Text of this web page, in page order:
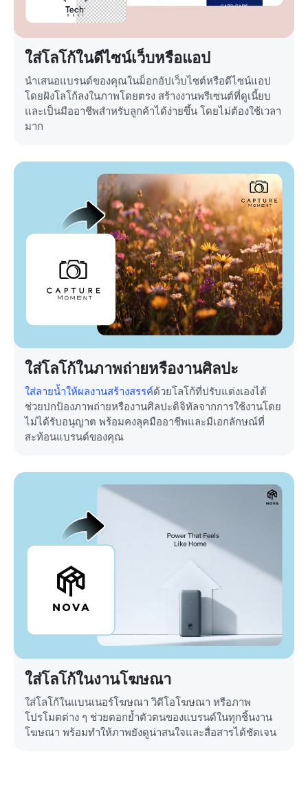
ใส่โลโก้ในดีไซน์เว็บหรือแอป
นำเสนอแบรนด์ของคุณในม็อกอัปเว็บไซต์หรือดีไซน์แอป
โดยฝังโลโก้ลงในภาพโดยตรง สร้างงานพรีเซนต์ที่ดูเนี้ยบ
และเป็นมืออาชีพสำหรับลูกค้าได้ง่ายขึ้น โดยไม่ต้องใช้เวลา
มาก
ใส่โลโก้ในภาพถ่ายหรืองานศิลปะ
ใส่ลายน้ำให้ผลงานสร้างสรรค์ด้วยโลโก้ที่ปรับแต่งเองได้
ช่วยปกป้องภาพถ่ายหรืองานศิลปะดิจิทัลจากการใช้งานโดย
ไม่ได้รับอนุญาต พร้อมคงลุคมืออาชีพและมีเอกลักษณ์ที่
สะท้อนแบรนด์ของคุณ
ใส่โลโก้ในงานโฆษณา
ใส่โลโก้ในแบนเนอร์โฆษณา วิดีโอโฆษณา หรือภาพ
โปรโมตต่าง ๆ ช่วยตอกย้ำตัวตนของแบรนด์ในทุกชิ้นงาน
โฆษณา พร้อมทำให้ภาพยังดูน่าสนใจและสื่อสารได้ชัดเจน